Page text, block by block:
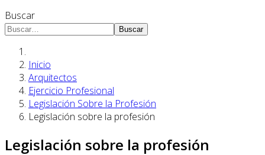
Buscar
Buscar
Inicio
Arquitectos
Ejercicio Profesional
Legislación Sobre la Profesión
Legislación sobre la profesión
Legislación sobre la profesión